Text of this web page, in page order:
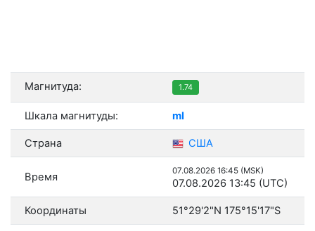
Магнитуда: 1.74
Шкала магнитуды: ml
Страна США
Время 07.08.2026 16:45 (MSK)
07.08.2026 13:45 (UTC)
Координаты 51°29'2"N 175°15'17"S